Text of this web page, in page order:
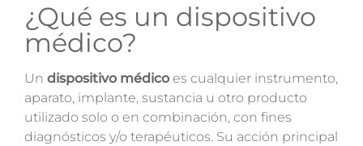
¿Qué es un dispositivo
médico?
Un dispositivo médico es cualquier instrumento,
aparato, implante, sustancia u otro producto
utilizado solo o en combinación, con fines
diagnósticos y/o terapéuticos. Su acción principal